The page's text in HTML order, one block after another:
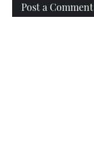
Post a Comment